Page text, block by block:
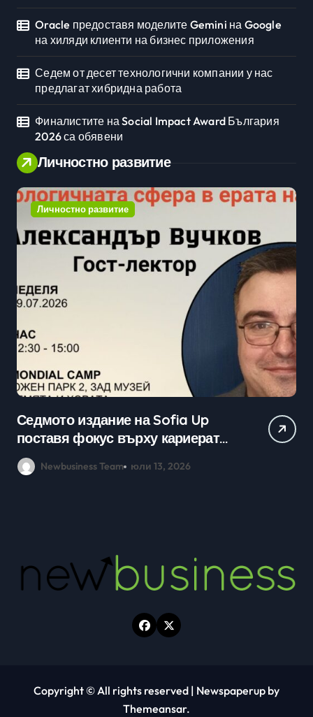
Oracle предоставя моделите Gemini на Google
на хиляди клиенти на бизнес приложения
Седем от десет технологични компании у нас
предлагат хибридна работа
Финалистите на Social Impact Award България
2026 са обявени
Личностно развитие
Личностно развитие
Практически уроци по бизнес и
кариерно развитие събраха
млади хора на SOFIA UP
Newbusiness Team юни 26, 2026
Copyright © All rights reserved | Newspaperup by
Themeansar.